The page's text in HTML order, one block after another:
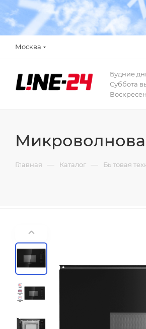
Москва
Будние
Суббота
Главная — Каталог — Бытовая